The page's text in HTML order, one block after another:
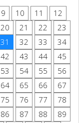
9 10 11
12
20 21 22
23
31 32 33
34
42 43 44
45
53 54 55
56
64 65 66
67
75 76 77
78
86 87 88 89